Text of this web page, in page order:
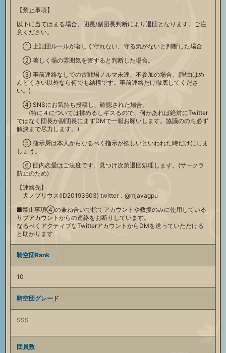
【禁止事項】
以下に当てはまる場合、団長/副団長判断により退団となります。ご注
意ください。
① 上記団ルールが著しく守れない、守る気がないと判断した場合
② 著しく場の雰囲気を害すると判断した場合。
③ 事前連絡なしでの古戦場ノルマ未達、不参加の場合。(理由はめ
んどくさい以外なら何でも結構です。事前連絡だけ徹底してくださ
い。)
④ SNSにお気持ち投稿し、確認された場合。
(特に４については揉めるしギスるので、何かあれば絶対にTwitter
ではなく団長か副団長にまずDMで一報お願いします。協議ののち必ず
解決まで尽力します。)
⑤ 指示厨は本人からなるべく指示が欲しいといわれた時だけにしま
しょう。
⑥ 団内恋愛はご法度です。見つけ次第退団処理します。(サークラ
防止のため)
【連絡先】
犬ノプリウス(ID20193603) twitter：@mjavagpu
■禁止事項④の兼ね合いで捨てアカウントや救援のみに使用している
サブアカウントからの連絡をお断りしています。
なるべくアクティブなTwitterアカウントからDMを送っていただける
と助かります
騎空団Rank
10
騎空団グレード
SSS
団員数